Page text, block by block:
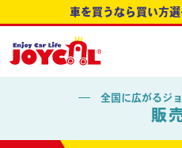
車を買うなら買い方
全国に広がるジ
販